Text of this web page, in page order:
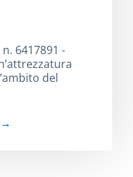
6417891 -
del
→